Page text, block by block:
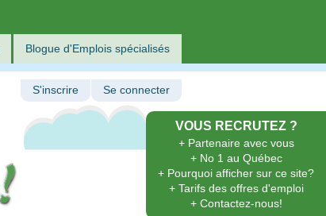
Blogue d'Emplois spécialisés
VOUS RECRUTEZ ?
+ Partenaire avec vous
+ No 1 au Québec
+ Pourquoi afficher sur ce site?
+ Tarifs des offres d'emploi
+ Contactez-nous!
S'inscrire Se connecter